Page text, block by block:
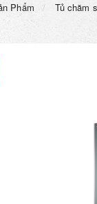
Phẩm Tủ chăm